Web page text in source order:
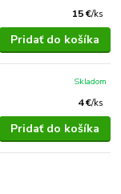
15 €/ks
Pridať do košíka
4 €/ks
Skladom
Pridať do košíka